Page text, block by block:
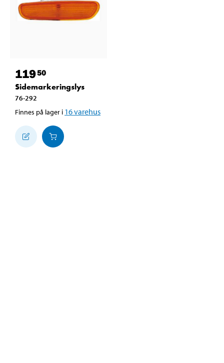
11950
Sidemarkeringslys
76-292
Finnes på lager i 16varehus